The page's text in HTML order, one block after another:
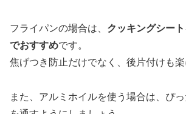
フライパンの場合は、 クッキングシー
でおすすめです。
焦げつき防止だけでなく、後片付けも楽
また、アルミホイルを使う場合は、ぴ